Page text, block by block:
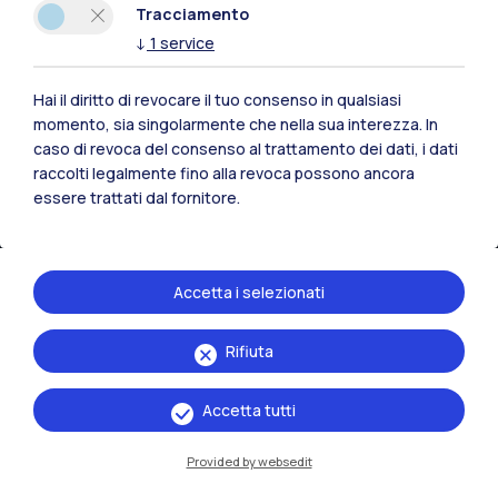
Residenze
IT
Sedi
Tracciamento
↓ 1 service
Hai il diritto di revocare il tuo consenso in qualsiasi
momento, sia singolarmente che nella sua interezza. In
caso di revoca del consenso al trattamento dei dati, i dati
raccolti legalmente fino alla revoca possono ancora
essere trattati dal fornitore.
Rifiuta
Accetta i selezionati
Accetta tutti
Provided by websedit